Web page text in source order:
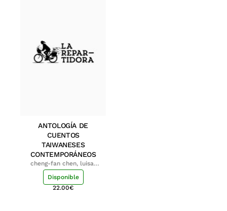
ANTOLOGÍA DE
CUENTOS
TAIWANESES
CONTEMPORÁNEOS
cheng-fan chen, luisa;
shu-ying chang, luisa
Disponible
22.00€